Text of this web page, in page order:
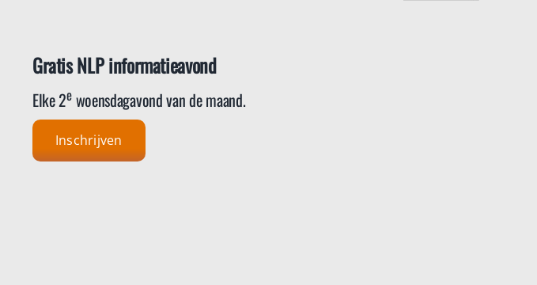
Gratis NLP informatieavond
Elke 2ewoensdagavond van de maand.
Inschrijven